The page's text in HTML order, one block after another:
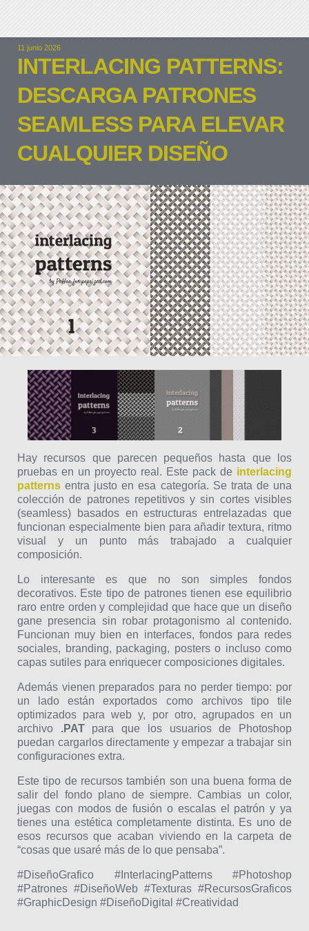
11 junio 2026
INTERLACING PATTERNS:
DESCARGA PATRONES
SEAMLESS PARA ELEVAR
CUALQUIER DISEÑO
Hay recursos que parecen pequeños hasta que los
pruebas en un proyecto real. Este pack de interlacing
patterns entra justo en esa categoría. Se trata de una
colección de patrones repetitivos y sin cortes visibles
(seamless) basados en estructuras entrelazadas que
funcionan especialmente bien para añadir textura, ritmo
visual y un punto más trabajado a cualquier
composición.
Lo interesante es que no son simples fondos
decorativos. Este tipo de patrones tienen ese equilibrio
raro entre orden y complejidad que hace que un diseño
gane presencia sin robar protagonismo al contenido.
Funcionan muy bien en interfaces, fondos para redes
sociales, branding, packaging, posters o incluso como
capas sutiles para enriquecer composiciones digitales.
Además vienen preparados para no perder tiempo: por
un lado están exportados como archivos tipo tile
optimizados para web y, por otro, agrupados en un
archivo .PATpara que los usuarios de Photoshop
puedan cargarlos directamente y empezar a trabajar sin
configuraciones extra.
Este tipo de recursos también son una buena forma de
salir del fondo plano de siempre. Cambias un color,
juegas con modos de fusión o escalas el patrón y ya
tienes una estética completamente distinta. Es uno de
esos recursos que acaban viviendo en la carpeta de
“cosas que usaré más de lo que pensaba”.
#DiseñoGrafico #InterlacingPatterns #Photoshop
#Patrones #DiseñoWeb #Texturas #RecursosGraficos
#GraphicDesign #DiseñoDigital #Creatividad